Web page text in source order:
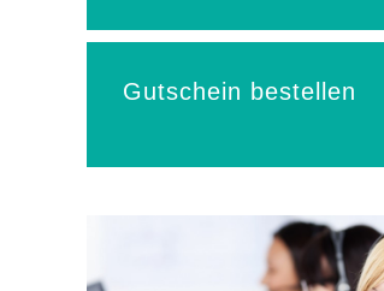
Gutschein bestellen